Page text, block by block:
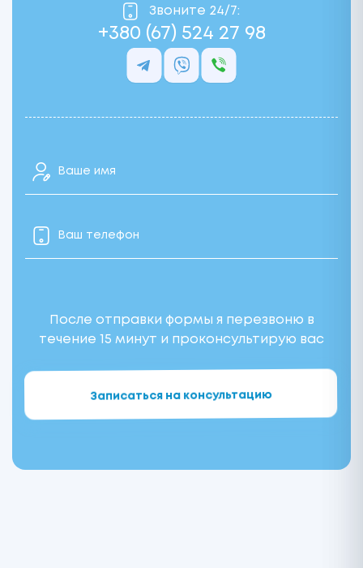
Звоните 24/7:
+380 (67) 524 27 98
После отправки формы я перезвоню в
течение 15 минут и проконсультирую вас